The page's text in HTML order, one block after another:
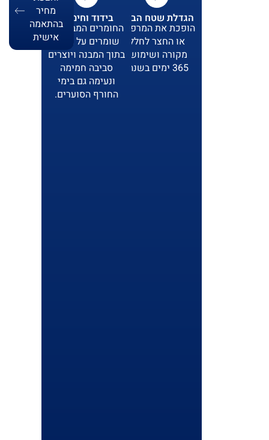
הגדלת שטח הבית:
הופכת את המרפסת
או החצר לחלל
מקורה ושימושי
365 ימים בשנה.
בידוד וחימום:
החומרים המבודדים
שומרים על החום
בתוך המבנה ויוצרים
סביבה חמימה
ונעימה גם בימי
החורף הסוערים.
מחיר
בהתאמה
אישית